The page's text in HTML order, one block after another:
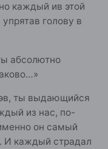
каждый ив этой
голову в
абсолютно
ты выдающийся
из нас, по-
он самый
И каждый страдал